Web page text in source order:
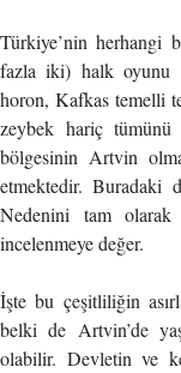
Türkiye’nin herhangi
fazla iki) halk oyunu
horon, Kafkas temelli
zeybek hariç
bölgesinin Artvin
etmektedir. Buradaki
Nedenini tam olarak
incelenmeye değer.
İşte bu çeşitliliğin
belki de Artvin’de
olabilir. Devletin ve